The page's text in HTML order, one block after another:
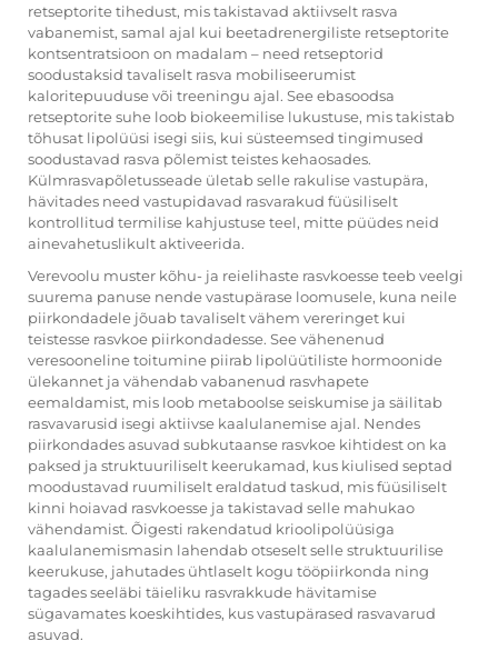
retseptorite tihedust, mis takistavad aktiivselt rasva
vabanemist, samal ajal kui beetadrenergiliste retseptorite
kontsentratsioon on madalam – need retseptorid
soodustaksid tavaliselt rasva mobiliseerumist
kaloritepuuduse või treeningu ajal. See ebasoodsa
retseptorite suhe loob biokeemilise lukustuse, mis takistab
tõhusat lipolüüsi isegi siis, kui süsteemsed tingimused
soodustavad rasva põlemist teistes kehaosades.
Külmrasvapõletusseade ületab selle rakulise vastupära,
hävitades need vastupidavad rasvarakud füüsiliselt
kontrollitud termilise kahjustuse teel, mitte püüdes neid
ainevahetuslikult aktiveerida.
Verevoolu muster kõhu- ja reielihaste rasvkoesse teeb veelgi
suurema panuse nende vastupärase loomusele, kuna neile
piirkondadele jõuab tavaliselt vähem vereringet kui
teistesse rasvkoe piirkondadesse. See vähenenud
veresooneline toitumine piirab lipolüütiliste hormoonide
ülekannet ja vähendab vabanenud rasvhapete
eemaldamist, mis loob metaboolse seiskumise ja säilitab
rasvavarusid isegi aktiivse kaalulanemise ajal. Nendes
piirkondades asuvad subkutaanse rasvkoe kihtidest on ka
paksed ja struktuuriliselt keerukamad, kus kiulised septad
moodustavad ruumiliselt eraldatud taskud, mis füüsiliselt
kinni hoiavad rasvkoesse ja takistavad selle mahukao
vähendamist. Õigesti rakendatud krioolipolüüsiga
kaalulanemismasin lahendab otseselt selle struktuurilise
keerukuse, jahutades ühtlaselt kogu tööpiirkonda ning
tagades seeläbi täieliku rasvrakkude hävitamise
sügavamates koeskihtides, kus vastupärased rasvavarud
asuvad.